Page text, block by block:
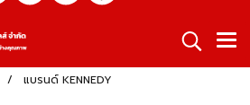
แบรนด์ KENNEDY